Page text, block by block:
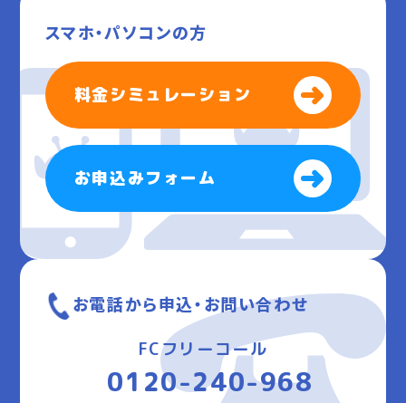
スマホ・パソコンの方
料金シミュレーション
お申込みフォーム
お電話から申込・お問い合わせ
FCフリーコール
0120-240-968